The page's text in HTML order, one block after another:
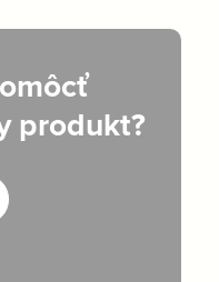
produkt?